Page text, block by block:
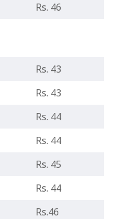
Rs. 46
Rs. 43
Rs. 43
Rs. 44
Rs. 44
Rs. 45
Rs. 44
Rs.46